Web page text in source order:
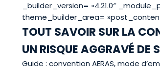
_builder_version= »4.21.0″
theme_builder_area=
TOUT SAVOIR SUR LA
UN RISQUE AGGRAVÉ DE
Guide : convention AERAS, mode